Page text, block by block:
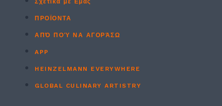
Σχετικά με Εμάς
ΠΡΟΪΟΝΤΑ
ΑΠΌ ΠΟΎ ΝΑ ΑΓΟΡΆΣΩ
APP
HEINZELMANN EVERYWHERE
GLOBAL CULINARY ARTISTRY